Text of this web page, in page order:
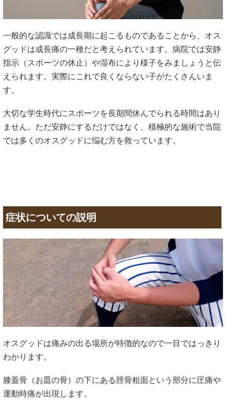
一般的な認識では成長期に起こるものであることから、オス
グッドは成長痛の一種だと考えられています。病院では安静
指示（スポーツの休止）や湿布により様子をみましょうと伝
えられます。実際にこれで良くならない子がたくさんいま
す。
大切な学生時代にスポーツを長期間休んでられる時間はあり
ません。ただ安静にするだけではなく、積極的な施術で当院
では多くのオスグッドに悩む方を救っています。
症状についての説明
オスグッドは痛みの出る場所が特徴的なので一目ではっきり
わかります。
膝蓋骨（お皿の骨）の下にある脛骨粗面という部分に圧痛や
運動時痛が出現します。